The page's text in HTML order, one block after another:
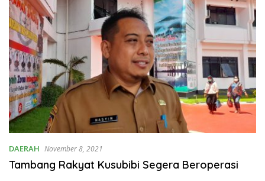
DAERAH November 8, 2021
Tambang Rakyat Kusubibi Segera Beroperasi